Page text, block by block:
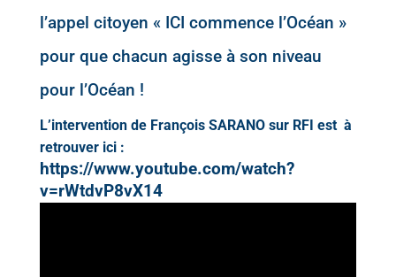
l’appel citoyen « ICI commence l’Océan »
pour que chacun agisse à son niveau
pour l’Océan !
L’intervention de François SARANO sur RFI est à
retrouver ici :
https://www.youtube.com/watch?
v=rWtdvP8vX14